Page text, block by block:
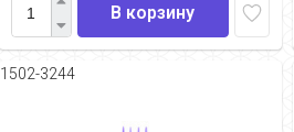
В корзину
1502-3244